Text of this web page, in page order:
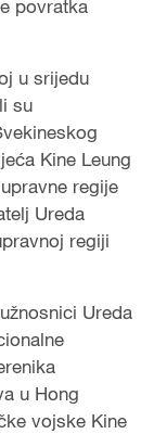
povratka
u srijedu
su
Kine Leung
regije
Ureda
regiji
Ureda
u Hong
vojske Kine